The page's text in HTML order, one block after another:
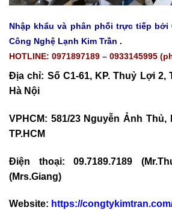
Nhập khẩu và phân phối trực tiếp bởi
Công Nghệ Lạnh Kim Trần .
HOTLINE: 0971897189 – 0933145995
Địa chỉ: Số C1-61, KP. Thuỷ Lợi 2,
Hà Nội
VPHCM: 581/23 Nguyễn Ảnh Thủ,
TP.HCM
Điện thoại: 09.7189.7189
(Mrs.Giang)
Website: https://